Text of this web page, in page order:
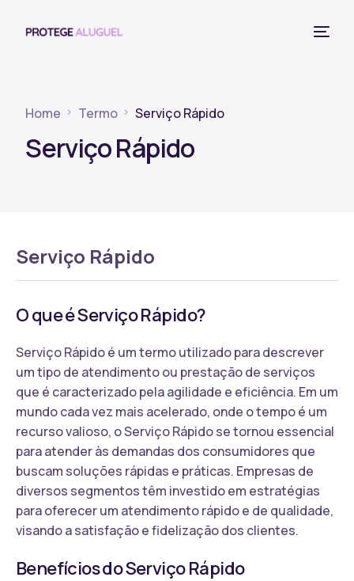
Home Termo Serviço Rápido
Serviço Rápido
Serviço Rápido
O que é Serviço Rápido?
Serviço Rápido é um termo utilizado para descrever
um tipo de atendimento ou prestação de serviços
que é caracterizado pela agilidade e eficiência. Em um
mundo cada vez mais acelerado, onde o tempo é um
recurso valioso, o Serviço Rápido se tornou essencial
para atender às demandas dos consumidores que
buscam soluções rápidas e práticas. Empresas de
diversos segmentos têm investido em estratégias
para oferecer um atendimento rápido e de qualidade,
visando a satisfação e fidelização dos clientes.
Benefícios do Serviço Rápido